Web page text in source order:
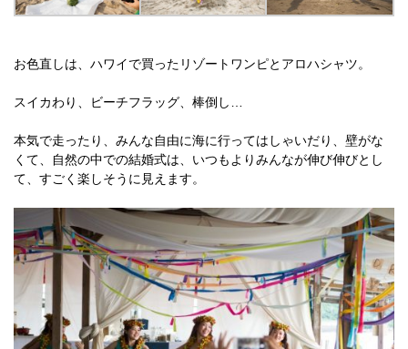
お色直しは、ハワイで買ったリゾートワンピとアロハシャツ。
スイカわり、ビーチフラッグ、棒倒し…
本気で走ったり、みんな自由に海に行ってはしゃいだり、壁がな
くて、自然の中での結婚式は、いつもよりみんなが伸び伸びとし
て、すごく楽しそうに見えます。